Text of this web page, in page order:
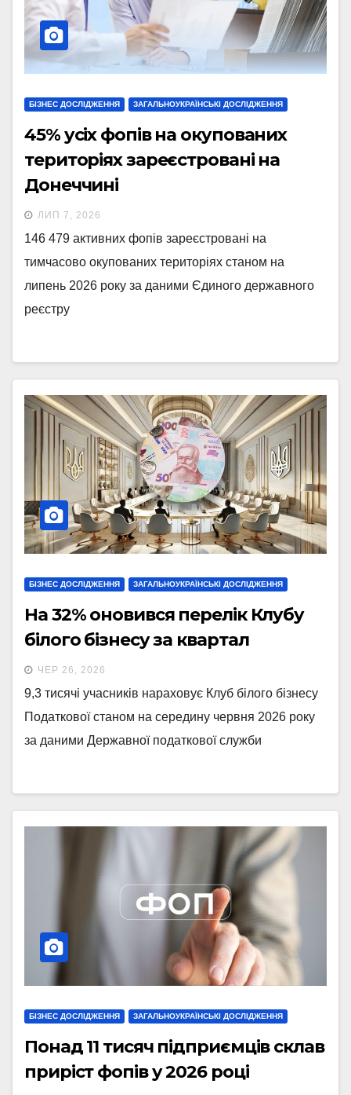
БІЗНЕС ДОСЛІДЖЕННЯ ЗАГАЛЬНОУКРАЇНСЬКІ ДОСЛІДЖЕННЯ
45% усіх фопів на окупованих
територіях зареєстровані на
Донеччині
ЛИП 7, 2026
146 479 активних фопів зареєстровані на
тимчасово окупованих територіях станом на
липень 2026 року за даними Єдиного державного
реєстру
БІЗНЕС ДОСЛІДЖЕННЯ ЗАГАЛЬНОУКРАЇНСЬКІ ДОСЛІДЖЕННЯ
На 32% оновився перелік Клубу
білого бізнесу за квартал
ЧЕР 26, 2026
9,3 тисячі учасників нараховує Клуб білого бізнесу
Податкової станом на середину червня 2026 року
за даними Державної податкової служби
БІЗНЕС ДОСЛІДЖЕННЯ ЗАГАЛЬНОУКРАЇНСЬКІ ДОСЛІДЖЕННЯ
Понад 11 тисяч підприємців склав
приріст фопів у 2026 році